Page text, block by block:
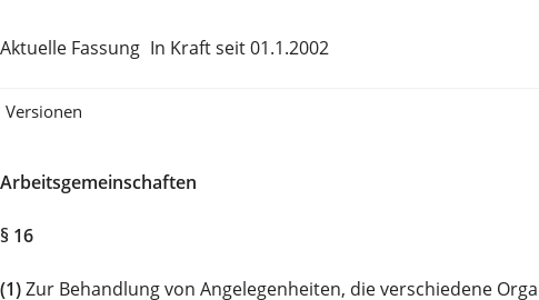
Aktuelle Fassung In Kraft seit 01.1.2002
Versionen
Arbeitsgemeinschaften
§ 16
(1)Zur Behandlung von Angelegenheiten, die verschiedene